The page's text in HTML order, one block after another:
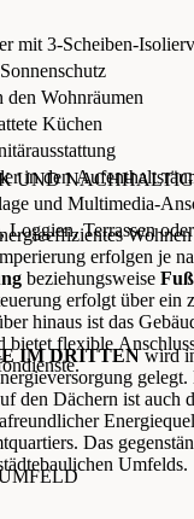
mit 3-Scheiben-
den Wohnräumen
Küchen
in den
und Multimedia-
Loggien, Terrassen
UND
erfolgen je
beziehungsweise
erfolgt über ein
hinaus ist das
bietet flexible
IM DRITTENwird
gelegt.
den Dächern ist auch
Das
Umfelds.